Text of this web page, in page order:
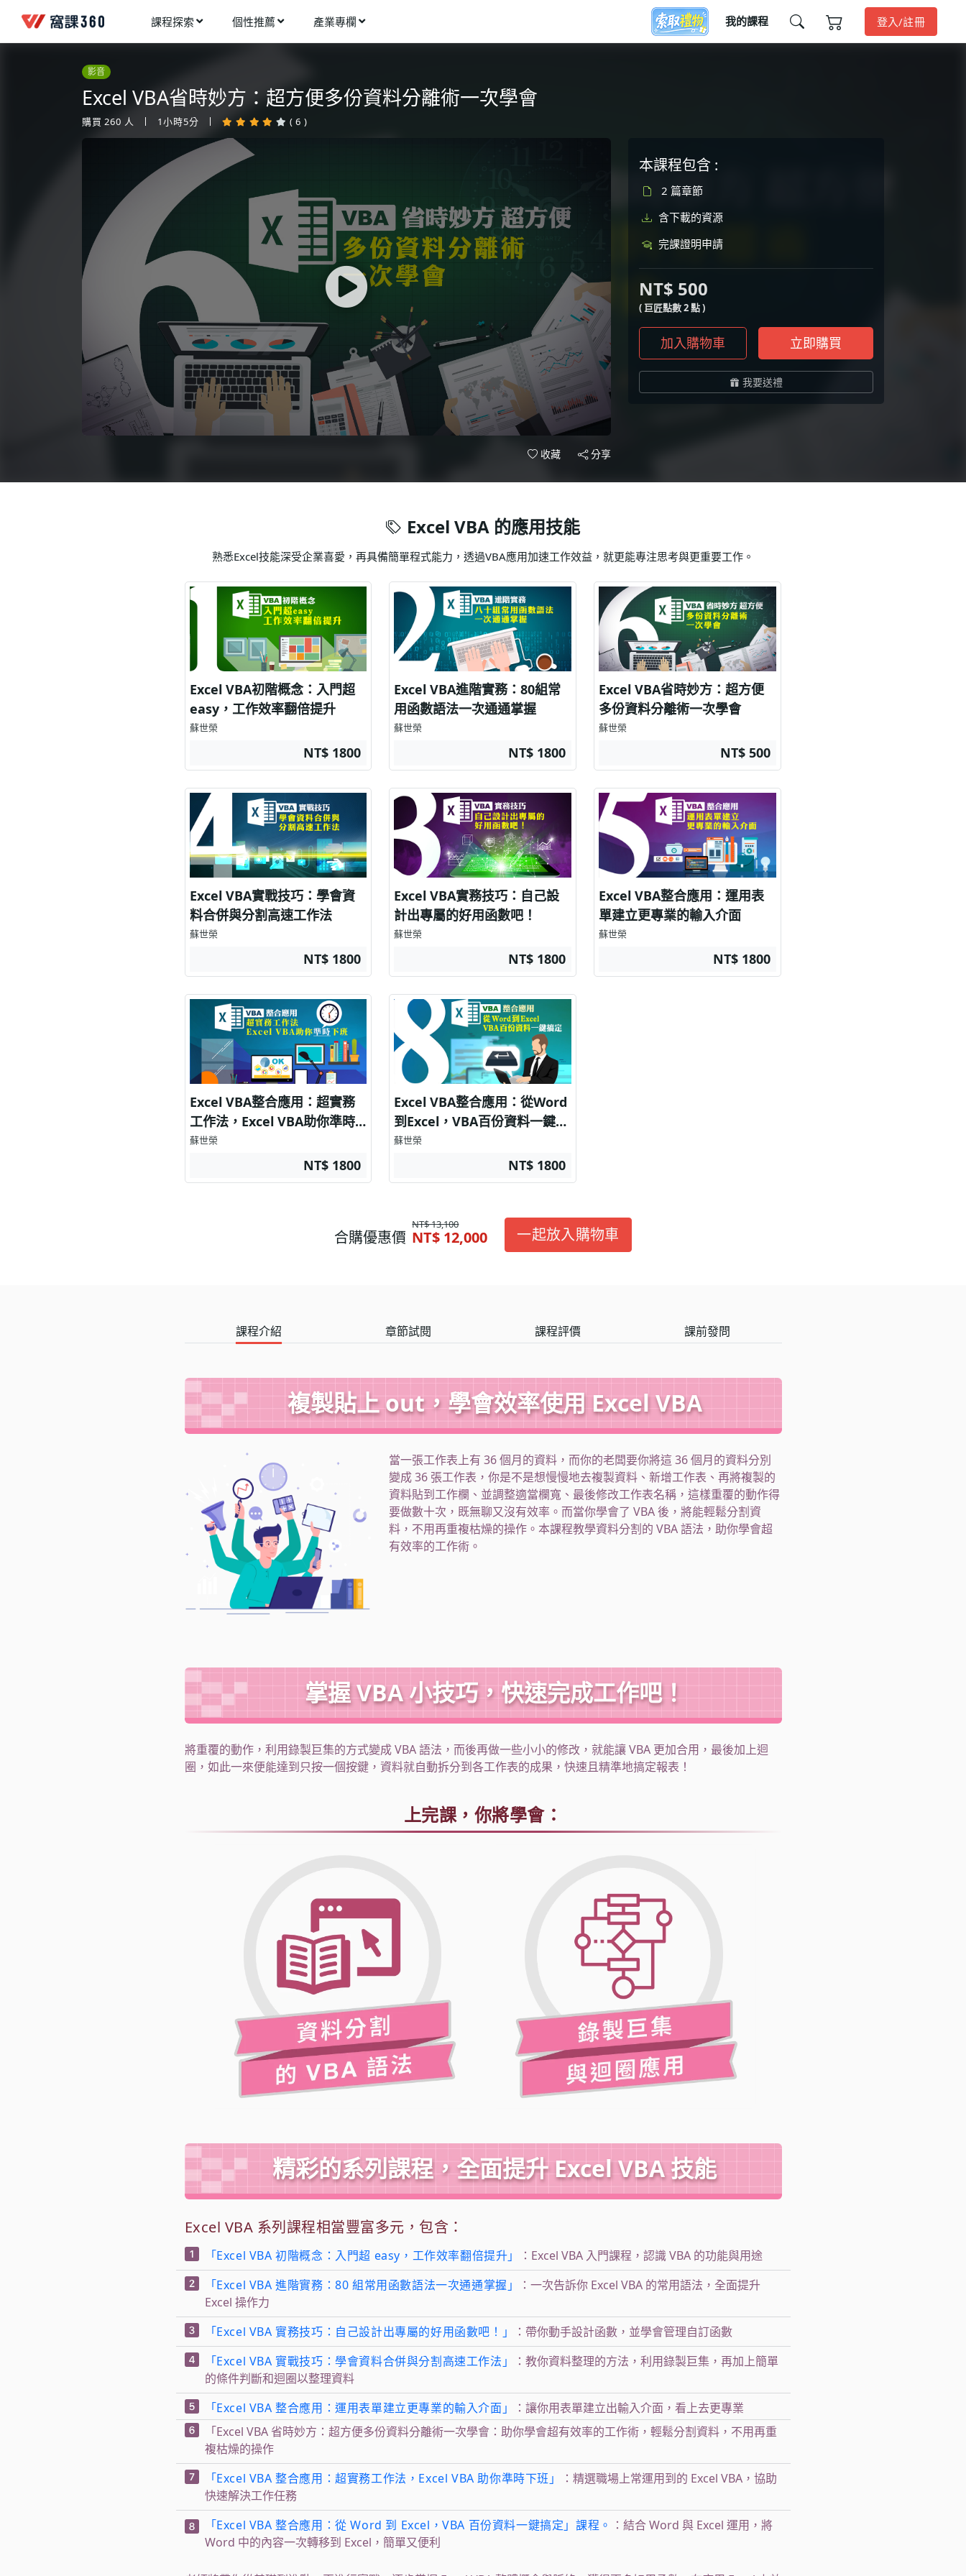
課程探索
多媒體動畫
健康生活
程式與資料庫
視覺設計
電繪與手繪
網頁設計
網路行銷
語言學習
影視特效
辦公室應用
個性推薦
架構師
創造者
領航者
執行者
生活家
產業專欄
影像動畫
設計應用
健康生活
理財投資
所有專欄
我的課程 登入/註冊
今天想要學什麼?
窩課推薦給您
影音
Excel VBA省時妙方：超方便多份資料分離術一次學會
購買 260 人 1小時5分 ( 6 )
收藏 分享
本課程包含 :
2 篇章節
含下載的資源
完課證明申請
NT$ 500
( 巨匠點數 2 點 )
加入購物車 立即購買
我要送禮
Excel VBA 的應用技能
熟悉Excel技能深受企業喜愛，再具備簡單程式能力，透過VBA應用加速工作效益，就更能專注思考與更重要工作。
Excel VBA初階概念：入門超
easy，工作效率翻倍提升
蘇世榮
NT$ 1800
Excel VBA進階實務：80組常
用函數語法一次通通掌握
蘇世榮
NT$ 1800
Excel VBA省時妙方：超方便
多份資料分離術一次學會
蘇世榮
NT$ 500
Excel VBA實戰技巧：學會資
料合併與分割高速工作法
蘇世榮
NT$ 1800
Excel VBA實務技巧：自己設
計出專屬的好用函數吧！
蘇世榮
NT$ 1800
Excel VBA整合應用：運用表
單建立更專業的輸入介面
蘇世榮
NT$ 1800
Excel VBA整合應用：超實務
工作法，Excel VBA助你準時
下班
蘇世榮
NT$ 1800
Excel VBA整合應用：從Word
到Excel，VBA百份資料一鍵搞
定
蘇世榮
NT$ 1800
合購優惠價
NT$ 13,100
NT$ 12,000 一起放入購物車
課程介紹 章節試閱 課程評價 課前發問
複製貼上 out，學會效率使用 Excel VBA
當一張工作表上有 36 個月的資料，而你的老闆要你將這 36 個月的資料分別
變成 36 張工作表，你是不是想慢慢地去複製資料、新增工作表、再將複製的
資料貼到工作欄、並調整適當欄寬、最後修改工作表名稱，這樣重覆的動作得
要做數十次，既無聊又沒有效率。而當你學會了 VBA 後，將能輕鬆分割資
料，不用再重複枯燥的操作。本課程教學資料分割的 VBA 語法，助你學會超
有效率的工作術。
掌握 VBA 小技巧，快速完成工作吧！
將重覆的動作，利用錄製巨集的方式變成 VBA 語法，而後再做一些小小的修改，就能讓 VBA 更加合用，最後加上迴
圈，如此一來便能達到只按一個按鍵，資料就自動拆分到各工作表的成果，快速且精準地搞定報表！
上完課，你將學會：
精彩的系列課程，全面提升 Excel VBA 技能
Excel VBA 系列課程相當豐富多元，包含：
「Excel VBA 初階概念：入門超 easy，工作效率翻倍提升」
：Excel VBA 入門課程，認識 VBA 的功能與用途
「Excel VBA 進階實務：80 組常用函數語法一次通通掌握」
：一次告訴你 Excel VBA 的常用語法，全面提升
Excel 操作力
「Excel VBA 實務技巧：自己設計出專屬的好用函數吧！」
：帶你動手設計函數，並學會管理自訂函數
「Excel VBA 實戰技巧：學會資料合併與分割高速工作法」
：教你資料整理的方法，利用錄製巨集，再加上簡單
的條件判斷和迴圈以整理資料
「Excel VBA 整合應用：運用表單建立更專業的輸入介面」
：讓你用表單建立出輸入介面，看上去更專業
「Excel VBA 省時妙方：超方便多份資料分離術一次學會：助你學會超有效率的工作術，輕鬆分割資料，不用再重
複枯燥的操作
「Excel VBA 整合應用：超實務工作法，Excel VBA 助你準時下班」
：精選職場上常運用到的 Excel VBA，協助
快速解決工作任務
「Excel VBA 整合應用：從 Word 到 Excel，VBA 百份資料一鍵搞定」課程。 ：結合 Word 與 Excel 運用，將
Word 中的內容一次轉移到 Excel，簡單又便利